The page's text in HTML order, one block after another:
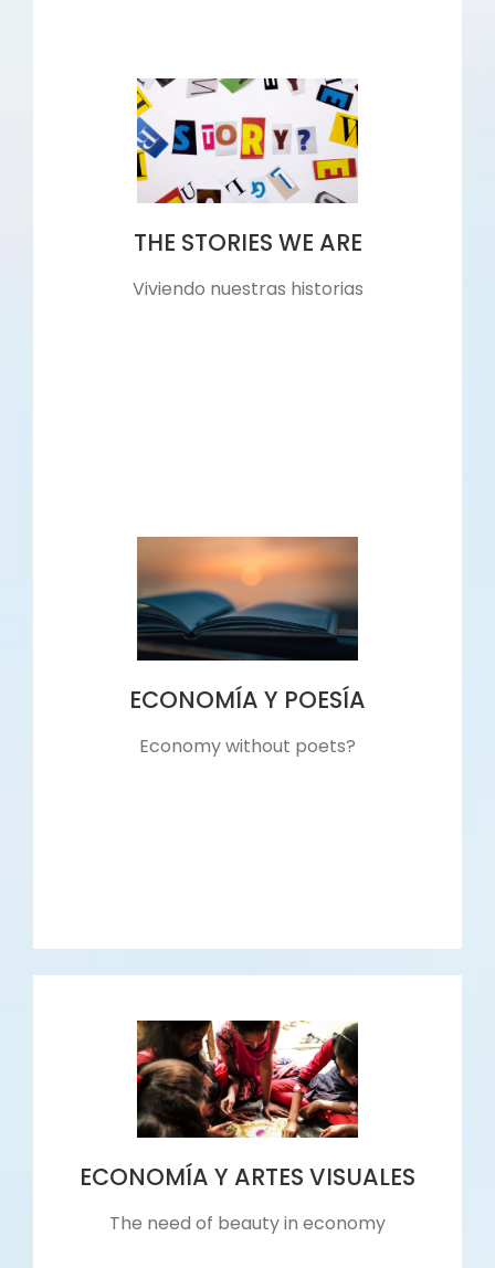
THE STORIES WE ARE
Viviendo nuestras historias
ECONOMÍA Y POESÍA
Economy without poets?
ECONOMÍA Y ARTES VISUALES
The need of beauty in economy